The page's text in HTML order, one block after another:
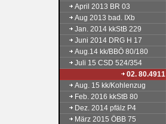
April 2013 BR 03
Aug 2013 bad. IXb
Jan. 2014 kkStB 229
Juni 2014 DRG H 17
Aug.14 kk/BBÖ 80/180
Juli 15 CSD 524/354
02. 80.4911
Aug. 15 kk/Kohlenzug
Feb. 2016 kkStB 80
Dez. 2014 pfälz P4
März 2015 ÖBB 75